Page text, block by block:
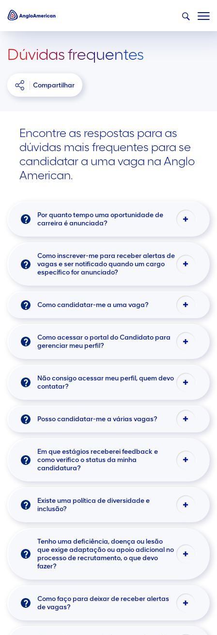
Dúvidas frequentes
Compartilhar
Encontre as respostas para as
dúvidas mais frequentes para se
candidatar a uma vaga na Anglo
American.
Por quanto tempo uma oportunidade de
carreira é anunciada?
Como inscrever-me para receber alertas de
vagas e ser notificado quando um cargo
específico for anunciado?
Como candidatar-me a uma vaga?
Como acessar o portal do Candidato para
gerenciar meu perfil?
Não consigo acessar meu perfil, quem devo
contatar?
Posso candidatar-me a várias vagas?
Em que estágios receberei feedback e
como verifico o status da minha
candidatura?
Existe uma política de diversidade e
inclusão?
Tenho uma deficiência, doença ou lesão
que exige adaptação ou apoio adicional no
processo de recrutamento, o que devo
fazer?
Como faço para deixar de receber alertas
de vagas?